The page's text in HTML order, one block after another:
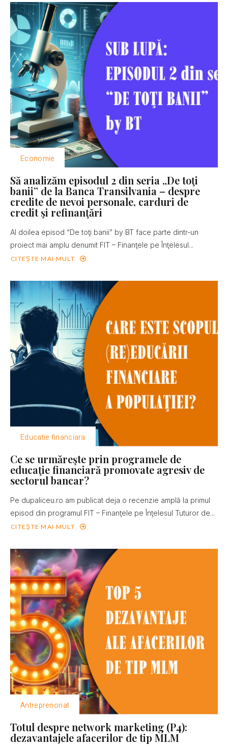
Economie
Să analizăm episodul 2 din seria „De toţi
banii” de la Banca Transilvania – despre
credite de nevoi personale, carduri de
credit şi refinanţări
Al doilea episod “De toţi banii” by BT face parte dintr-un
proiect mai amplu denumit FIT – Finanţele pe Înţelesul...
CITEȘTE MAI MULT
Educatie financiara
Ce se urmăreşte prin programele de
educaţie financiară promovate agresiv de
sectorul bancar?
Pe dupaliceu.ro am publicat deja o recenzie amplă la primul
episod din programul FIT – Finanţele pe Înţelesul Tuturor de...
CITEȘTE MAI MULT
Antreprenoriat
Totul despre network marketing (P4):
dezavantajele afacerilor de tip MLM